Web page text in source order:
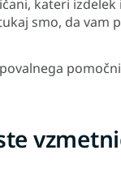
kateri izdelek
smo, da vam